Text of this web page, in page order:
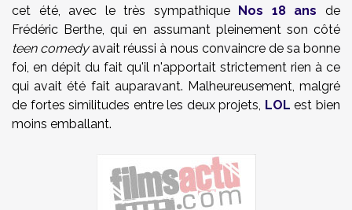
cet été, avec le très sympathique Nos 18 ans de
Frédéric Berthe, qui en assumant pleinement son côté
teen comedyavait réussi à nous convaincre de sa bonne
foi, en dépit du fait qu'il n'apportait strictement rien à ce
qui avait été fait auparavant. Malheureusement, malgré
de fortes similitudes entre les deux projets, LOL est bien
moins emballant.